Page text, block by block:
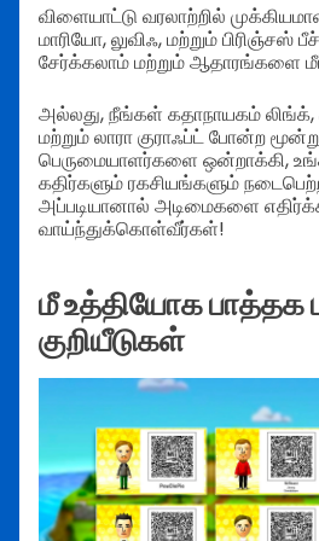
விளையாட்டு வரலாற்றில்
மாரியோ, லுவிஃ, மற்றும் பிரிஞ்சஸ்
சேர்க்கலாம் மற்றும் ஆதாரங்களை
அல்லது, நீங்கள் கதாநாயகம் லிங்க்,
மற்றும் லாரா குராஃப்ட் போன்ற
பெருமையாளர்களை ஒன்றாக்கி,
கதிர்களும் ரகசியங்களும்
அப்படியானால் அடிமைகளை
வாய்ந்துக்கொள்வீர்கள்!
மீ உத்தியோக பாத்தக
குறியீடுகள்